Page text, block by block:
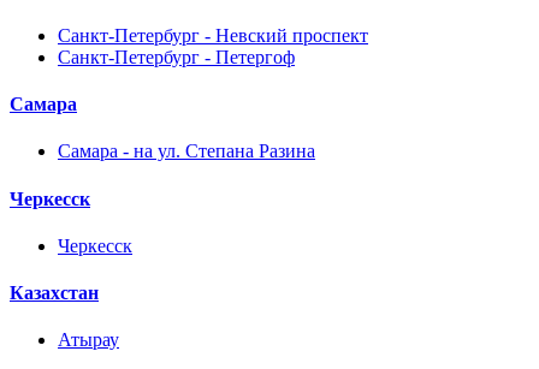
Санкт-Петербург - Невский проспект
Санкт-Петербург - Петергоф
Самара
Самара - на ул. Степана Разина
Черкесск
Черкесск
Казахстан
Атырау